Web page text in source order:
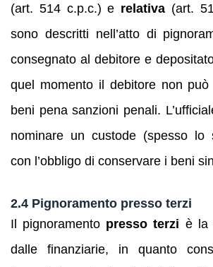
(art. 514 c.p.c.) e relativa (art.
sono descritti nell’atto di
consegnato al debitore e
quel momento il debitore non
beni pena sanzioni penali.
nominare un custode (spesso lo
con l’obbligo di conservare i beni
2.4 Pignoramento presso terzi
Il pignoramento presso terzi è la
dalle finanziarie, in quanto